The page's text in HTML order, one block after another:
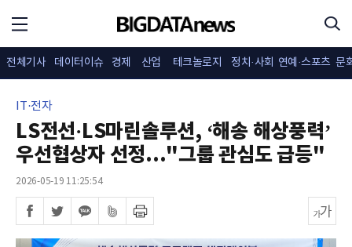
전체기사 데이터이슈 경제 산업 테크놀로지 정치·사회 연예·스포츠 문
IT·전자
LS전선·LS마린솔루션, ‘해송 해상풍력’
우선협상자 선정..."그룹 관심도 급등"
2026-05-19 11:25:54